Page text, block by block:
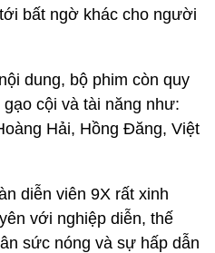
bất ngờ khác cho người
dung, bộ phim còn quy
cội và tài năng như:
Hải, Hồng Đăng, Việt
diễn viên 9X rất xinh
với nghiệp diễn, thế
sức nóng và sự hấp dẫn